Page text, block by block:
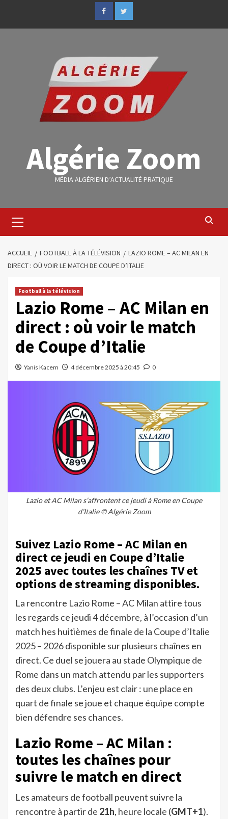
Algérie Zoom
MÉDIA ALGÉRIEN D’ACTUALITÉ PRATIQUE
ACCUEIL FOOTBALL À LA TÉLÉVISION
LAZIO ROME – AC MILAN EN
DIRECT : OÙ VOIR LE MATCH DE COUPE D’ITALIE
Football à la télévision
Lazio Rome – AC Milan en
direct : où voir le match
de Coupe d’Italie
Yanis Kacem 4 décembre 2025 à 20:45 0
Lazio et AC Milan s’affrontent ce jeudi à Rome en Coupe
d’Italie © Algérie Zoom
Suivez Lazio Rome – AC Milan en
direct ce jeudi en Coupe d’Italie
2025 avec toutes les chaînes TV et
options de streaming disponibles.
La rencontre Lazio Rome – AC Milan attire tous
les regards ce jeudi 4 décembre, à l’occasion d’un
match hes huitièmes de finale de la Coupe d’Italie
2025 – 2026 disponible sur plusieurs chaînes en
direct. Ce duel se jouera au stade Olympique de
Rome dans un match attendu par les supporters
des deux clubs. L’enjeu est clair : une place en
quart de finale se joue et chaque équipe compte
bien défendre ses chances.
Lazio Rome – AC Milan :
toutes les chaînes pour
suivre le match en direct
Les amateurs de football peuvent suivre la
rencontre à partir de 21h, heure locale (GMT+1).